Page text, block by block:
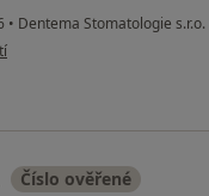
• Dentema Stomatologie s.r.o.
Vilém
Číslo ověřené